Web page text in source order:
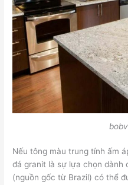
Nếu tông màu trung tính ấm
đá granit là sự lựa chọn dành
(nguồn gốc từ Brazil) có thể